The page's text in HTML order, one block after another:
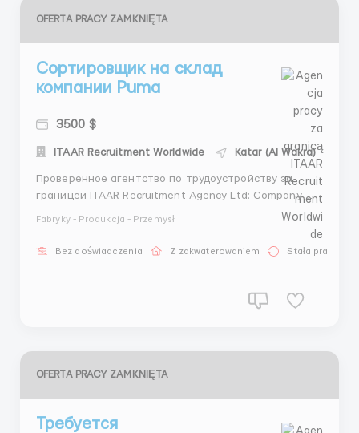
OFERTA PRACY ZAMKNIĘTA
Сортировщик на склад
компании Puma
3500 $
ITAAR Recruitment Worldwide Katar (Al Wakra)
Проверенное агентство по трудоустройству за
границей ITAAR Recruitment Agency Ltd: Company
Number 12549618 Наши гарантии: - Более 4 лет
трудоустройство - Более 70000 тысяч
Fabryky - Produkcja - Przemysł
Bez doświadczenia Z zakwaterowaniem Stała praca
OFERTA PRACY ZAMKNIĘTA
Требуется